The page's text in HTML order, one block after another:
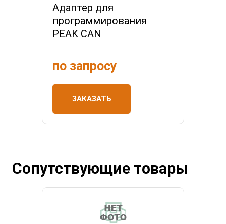
Адаптер для
программирования
PEAK CAN
по запросу
ЗАКАЗАТЬ
Сопутствующие товары